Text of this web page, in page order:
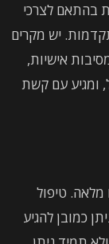
בהתאם לצרכי
יש מקרים
אישיות,
ומגיע עם קשת
מלאה. טיפול
כמובן להגיע